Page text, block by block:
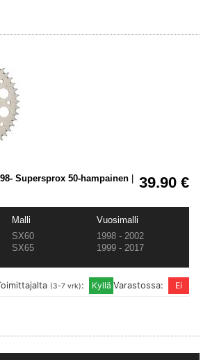
39.90 €
Supersprox 50-hampainen |
Malli
Vuosimalli
SX60
1998 - 2002
SX65 1999 - 2017
Varastossa:
(3-7 vrk):